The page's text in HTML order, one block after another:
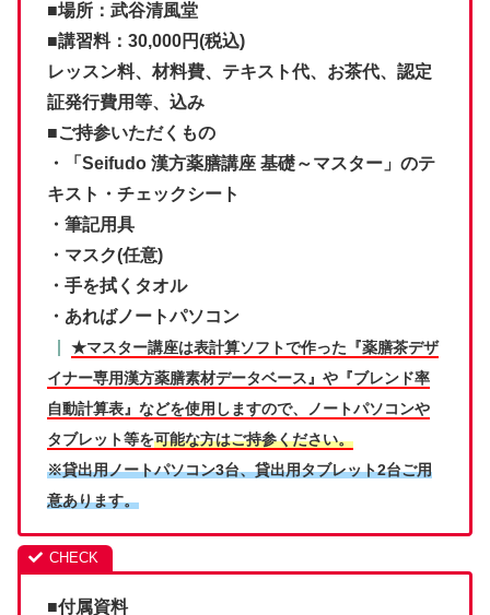
■場所：武谷清風堂
■講習料：30,000円(税込)
レッスン料、材料費、テキスト代、お茶代、認定
証発行費用等、込み
■ご持参いただくもの
・「Seifudo 漢方薬膳講座 基礎～マスター」のテ
キスト・チェックシート
・筆記用具
・マスク(任意)
・手を拭くタオル
・あればノートパソコン
★マスター講座は表計算ソフトで作った『薬膳茶デザ
イナー専用漢方薬膳素材データベース』や『ブレンド率
自動計算表』などを使用しますので、ノートパソコンや
タブレット等を可能な方はご持参ください。
※貸出用ノートパソコン3台、貸出用タブレット2台ご用
意あります。
■付属資料